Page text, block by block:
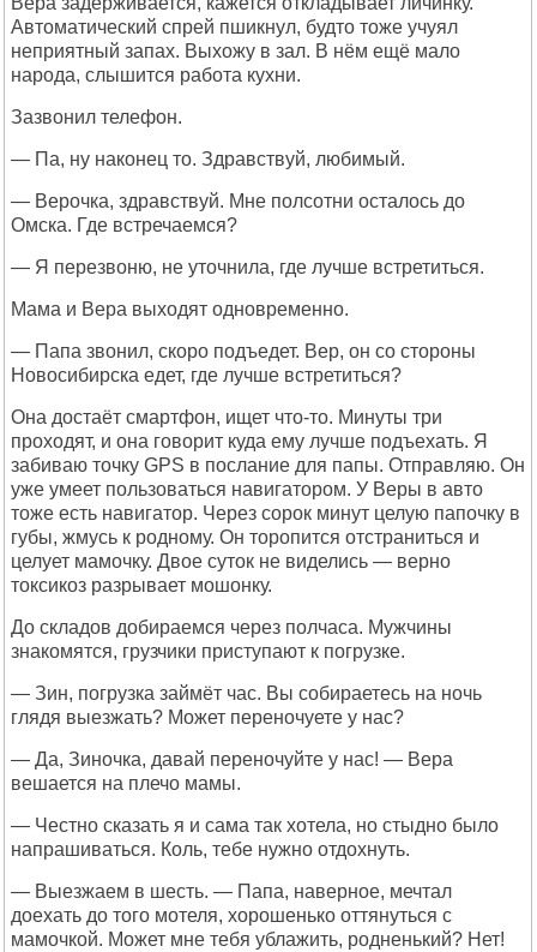
Автоматический спрей пшикнул, будто тоже учуял
неприятный запах. Выхожу в зал. В нём ещё мало
народа, слышится работа кухни.
Зазвонил телефон.
— Па, ну наконец то. Здравствуй, любимый.
— Верочка, здравствуй. Мне полсотни осталось до
Омска. Где встречаемся?
— Я перезвоню, не уточнила, где лучше встретиться.
Мама и Вера выходят одновременно.
— Папа звонил, скоро подъедет. Вер, он со стороны
Новосибирска едет, где лучше встретиться?
Она достаёт смартфон, ищет что-то. Минуты три
проходят, и она говорит куда ему лучше подъехать. Я
забиваю точку GPS в послание для папы. Отправляю. Он
уже умеет пользоваться навигатором. У Веры в авто
тоже есть навигатор. Через сорок минут целую папочку в
губы, жмусь к родному. Он торопится отстраниться и
целует мамочку. Двое суток не виделись — верно
токсикоз разрывает мошонку.
До складов добираемся через полчаса. Мужчины
знакомятся, грузчики приступают к погрузке.
— Зин, погрузка займёт час. Вы собираетесь на ночь
глядя выезжать? Может переночуете у нас?
— Да, Зиночка, давай переночуйте у нас! — Вера
вешается на плечо мамы.
— Честно сказать я и сама так хотела, но стыдно было
напрашиваться. Коль, тебе нужно отдохнуть.
— Выезжаем в шесть. — Папа, наверное, мечтал
доехать до того мотеля, хорошенько оттянуться с
мамочкой. Может мне тебя ублажить, родненький? Нет!